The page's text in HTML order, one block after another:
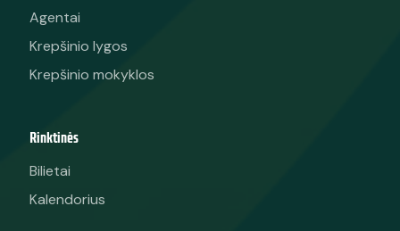
Agentai
Krepšinio lygos
Krepšinio mokyklos
Rinktinės
Bilietai
Kalendorius